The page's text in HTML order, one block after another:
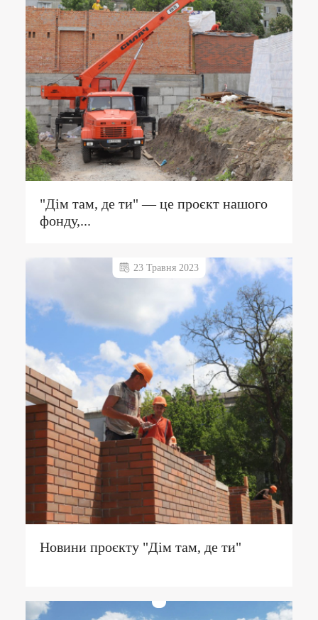
"Дім там, де ти" — це проєкт нашого
фонду,...
Новини проєкту "Дім там, де ти"
23 Травня 2023